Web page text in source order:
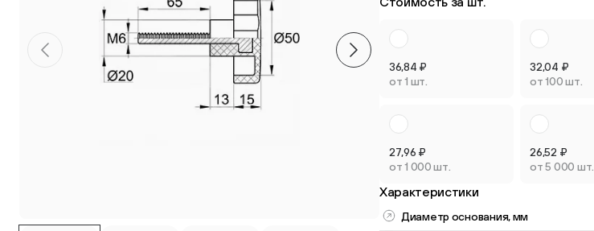
36,84 ₽
от 1 шт.
32,04 ₽
от 100 шт.
27,96 ₽
от 1 000 шт.
26,52 ₽
от 5 000 шт.
Характеристики
Диаметр основания, мм
Фиксаторы - барашки
Заглушки для труб с резьбой
Круглые мебельные опоры
9 товаров
3 товара